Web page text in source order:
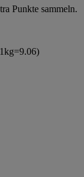
Punkte sammeln.